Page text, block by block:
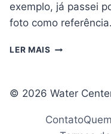
exemplo, já passei
foto como
LER MAIS EXPERIMENTE
DE
MASCULINO
© 2026 Water
Contato